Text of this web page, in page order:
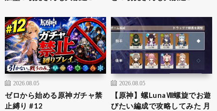
2026.08.05
ゼロから始める原神ガチャ禁
止縛り #12
2026.08.05
【原神】螺LunaⅧ螺旋でお遊
びたい編成で攻略してみた 月